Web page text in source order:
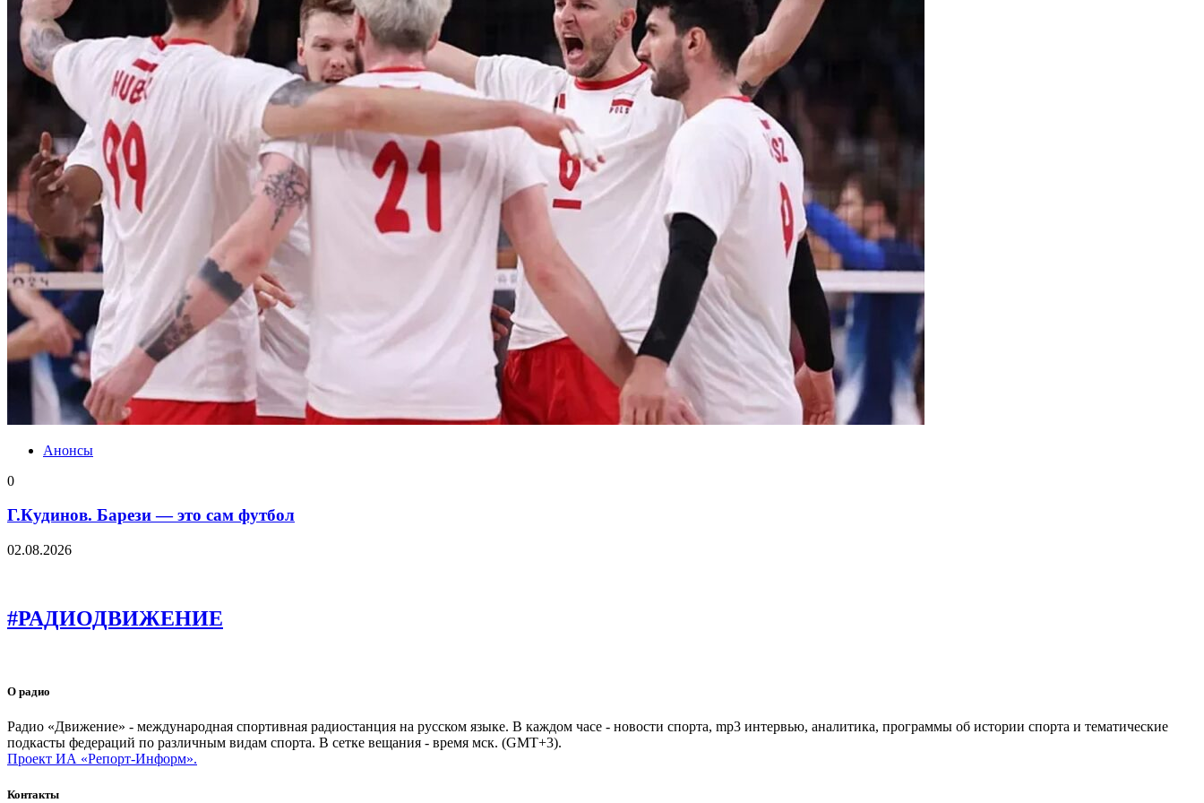
Анонсы
0
Г.Кудинов. Барези — это сам футбол
02.08.2026
#РАДИОДВИЖЕНИЕ
О радио
Радио «Движение» - международная спортивная радиостанция на русском языке. В каждом часе - новости спорта, mp3 интервью, аналитика, программы об истории спорта и тематические
подкасты федераций по различным видам спорта. В сетке вещания - время мск. (GMT+3).
Проект ИА «Репорт-Информ».
Контакты